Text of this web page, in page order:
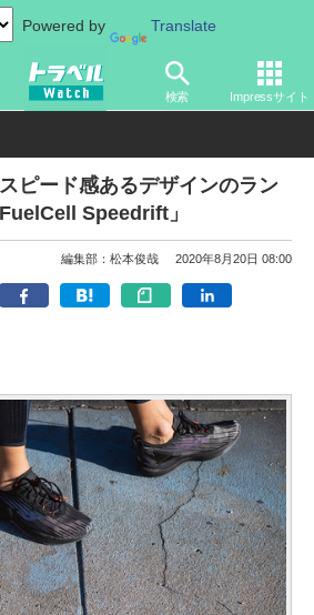
Powered by Translate
検索 Impressサイト
テム 旅行グッズ
ピード感あるデザインのラン
Speedrift」
編集部：松本俊哉 2020年8月20日 08:00